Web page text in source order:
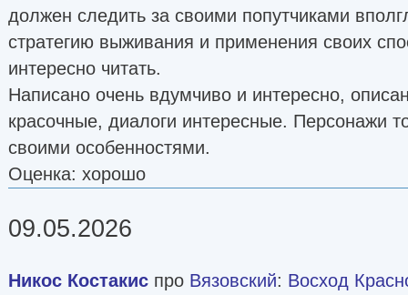
должен следить за своими попутчиками
стратегию выживания и применения своих
интересно читать.
Написано очень вдумчиво и интересно,
красочные, диалоги интересные. Персонажи
своими особенностями.
Оценка: хорошо
09.05.2026
Никос Костакис про Вязовский: Восход